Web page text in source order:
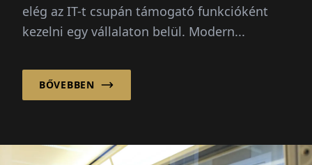
elég az IT-t csupán támogató funkcióként
kezelni egy vállalaton belül. Modern...
BŐVEBBEN